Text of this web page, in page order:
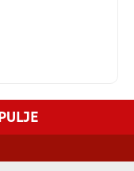
PULJE